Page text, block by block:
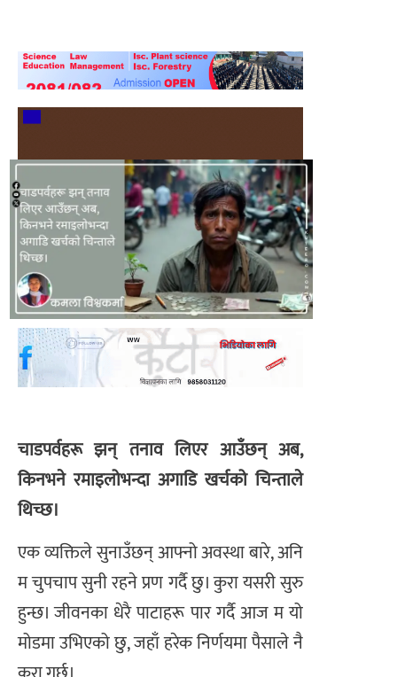
चाडपर्वहरू झन् तनाव लिएर आउँछन् अब,
किनभने रमाइलोभन्दा अगाडि खर्चको चिन्ताले
थिच्छ।
एक व्यक्तिले सुनाउँछन् आफ्नो अवस्था बारे, अनि
म चुपचाप सुनी रहने प्रण गर्दै छु। कुरा यसरी सुरु
हुन्छ। जीवनका धेरै पाटाहरू पार गर्दै आज म यो
मोडमा उभिएको छु, जहाँ हरेक निर्णयमा पैसाले नै